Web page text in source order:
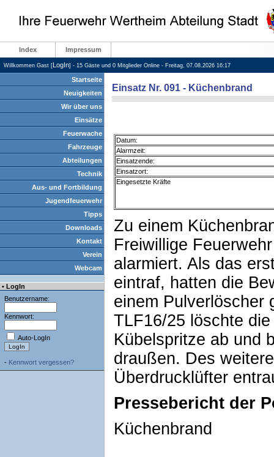
Index Impressum
Willkommen Gast [LogIn] - 15 Gäste und 0 Mitglieder Online - Freitag, 07.08.2026 16:17
Startseite
Neuigkeiten
Wir über uns
Einsätze
Feuerwache
Fahrzeuge
Abteilungen
Technik
Aus- und Fortbildung
Jugendfeuerwehr
Tipps
Downloads
Kontakt
Verein
Webcam
• LogIn
Benutzername:
Kennwort:
Auto-LogIn
- Kennwort vergessen?
Einsatz Nr. 091 - Küchenbrand
Datum:
Alarmzeit:
Einsatzende:
Einsatzort:
Eingesetzte Kräfte
Zu einem
Freiwillige
alarmiert. Als das
eintraf, hatten die
einem Pulverlöscher
TLF16/25 löschte
Kübelspritze ab und
draußen. Des
Überdrucklüfter
Pressebericht der
Küchenbrand